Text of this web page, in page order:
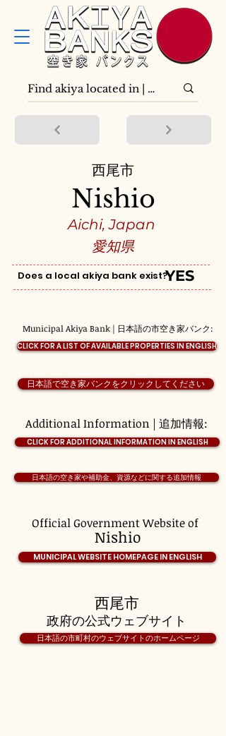
西尾市
YES
Nishio
MUNICIPAL WEBSITE HOMEPAGE IN ENGLISH
Official Government Website of
CLICK FOR A LIST OF AVAILABLE PROPERTIES IN ENGLISH
Aichi, Japan
Additional Information | 追加情報:
Municipal Akiya Bank | 日本語の市空き家バンク:
Nishio
Does a local akiya bank exist?
CLICK FOR ADDITIONAL INFORMATION IN ENGLISH
日本語で空き家バンクをクリックしてください
日本語の空き家や補助金、資源などに関する追加情報
西尾市
日本語の市町村のウェブサイトのホームページ
政府の公式ウェブサイト
愛知県